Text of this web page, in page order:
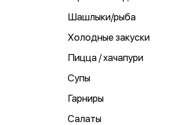
Шашлыки/рыба
Холодные закуски
Пицца / хачапури
Супы
Гарниры
Салаты